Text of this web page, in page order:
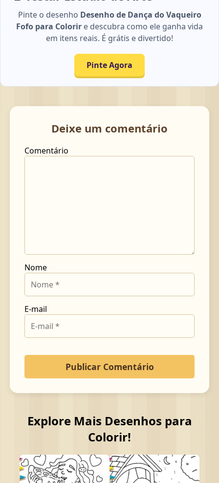
Pinte o desenho Desenho de Dança do Vaqueiro
Fofo para Colorir e descubra como ele ganha vida
em itens reais. É grátis e divertido!
Pinte Agora
Deixe um comentário
Comentário
Nome
E-mail
Explore Mais Desenhos para
Colorir!